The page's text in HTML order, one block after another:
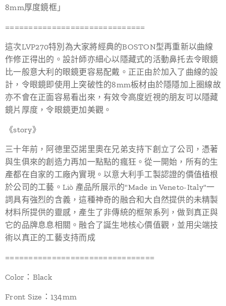
8mm厚度鏡框」
==============================
這次LVP270特別為大家將經典的BOSTON型再重新以曲線
作修正得出的。設計師亦細心以隱藏式的活動鼻托去令眼鏡
比一般意大利的眼鏡更容易配戴。正正由於加入了曲線的設
計，令眼鏡即使用上突破性的8mm板材由於隱隱加上圈線故
亦不會在正面容易看出來，有效令高度近視的朋友可以隱藏
鏡片厚度，令眼鏡更加美觀。
《story》
三十年前，阿德里亞諾里奧在兄弟支持下創立了公司，憑著
與生俱來的創造力再加一點點的瘋狂。從一開始，所有的生
產都在自家的工廠內實現。以意大利手工製認證的價值植根
於公司的工藝。Liò 產品所展示的"Made in Veneto-Italy"一
詞具有強烈的含義，這種神奇的融合和大自然提供的未精製
材料所提供的靈感，產生了非傳統的框架系列，做到真正與
它的品牌息息相關。融合了誕生地核心價值觀，並用尖端技
術以真正的工藝支持而成
================================
Color：Black
Front Size：134mm